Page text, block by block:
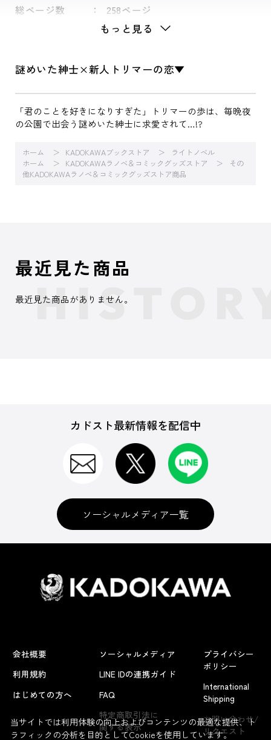
総ページ数 258ページ
もっと見る
謎めいた紳士×新人トリマーの恋▼
「君のことを好きになりすぎた」トリマーの歩は、毎晩夜
の公園で出会う謎めいた紳士に求愛されて…!?
ホーム KADOKAWAブックストア
ライトノベル
ホーム
KADOKAWAラノベ＆コミックグッズストア
その
他KADOKAWAラノベ＆コミックグッズストア商品
よくあるお問い合わせ
最近見た商品
最近見た商品がありません。
カドスト最新情報を配信中
ソーシャルメディア一覧
会社概要
利用規約
はじめての方へ
ソーシャルメディア
LINE IDの連携ガイド
FAQ
特定商取引法に
関する表示
プライバシー
ポリシー
International
Shipping
お問い合わせ/
リクエスト
当サイトでは利用体験の向上およびコンテンツの最適な提供、ト
ラフィックの分析を目的としてCookieを使用しています。